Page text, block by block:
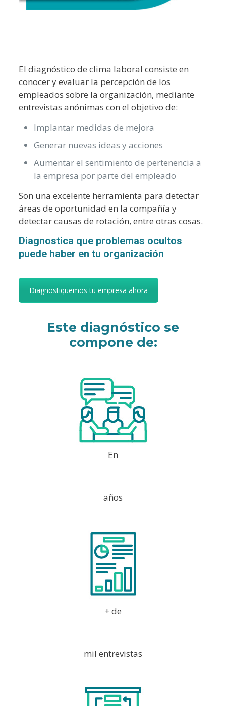
El diagnóstico de clima laboral consiste en
conocer y evaluar la percepción de los
empleados sobre la organización, mediante
entrevistas anónimas con el objetivo de:
Implantar medidas de mejora
Generar nuevas ideas y acciones
Aumentar el sentimiento de pertenencia a
la empresa por parte del empleado
Son una excelente herramienta para detectar
áreas de oportunidad en la compañía y
detectar causas de rotación, entre otras cosas.
Diagnostica que problemas ocultos
puede haber en tu organización
Diagnostiquemos tu empresa ahora
Este diagnóstico se
compone de:
En
años
+ de
mil entrevistas